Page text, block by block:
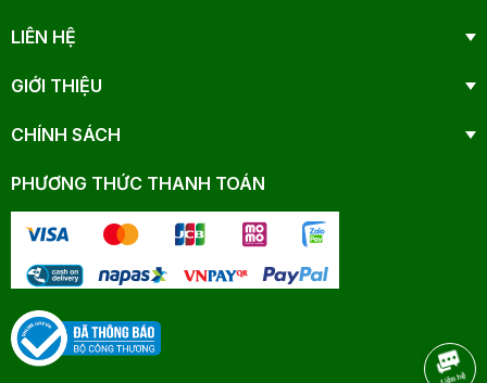
LIÊN HỆ
GIỚI THIỆU
CHÍNH SÁCH
PHƯƠNG THỨC THANH TOÁN